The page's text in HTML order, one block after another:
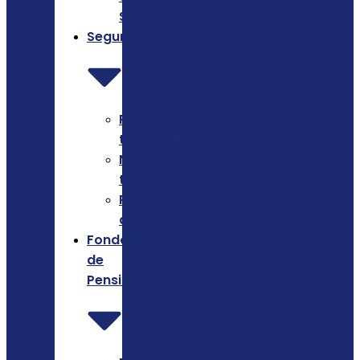
SRI
Seguros
Reservas
técnicas
Notas
técnicas
Productos
adicionales
Fondos
de
Pensiones